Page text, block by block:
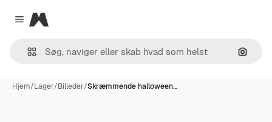
Close menu
Magnific
Søg
Hjem/Lager/Billeder/Skræmmende halloween…